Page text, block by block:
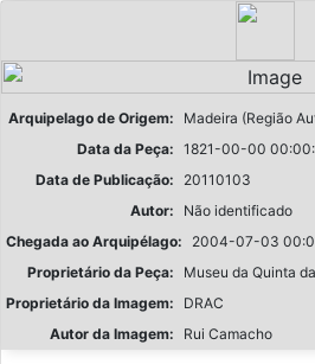
Arquipelago de Origem:
Madeira (Região
Data da Peça: 1821-00-00
Data de Publicação:
20110103
Autor:
Não identificado
Chegada ao Arquipélago:
2004-07-03
Proprietário da Peça:
Museu da Quinta
Proprietário da Imagem:
DRAC
Autor da Imagem:
Rui Camacho